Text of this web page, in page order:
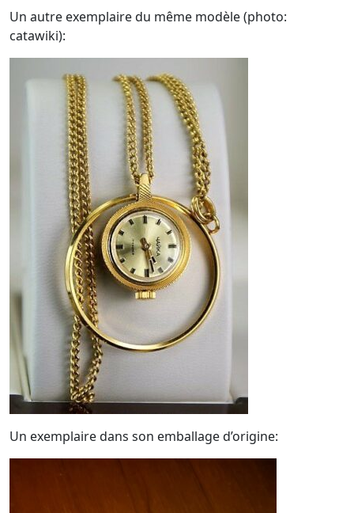
Un autre exemplaire du même modèle (photo:
catawiki):
Un exemplaire dans son emballage d’origine: